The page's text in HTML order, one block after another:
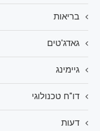
בריאות
גאדג'טים
גיימינג
דו"ח טכנולוגי
דעות